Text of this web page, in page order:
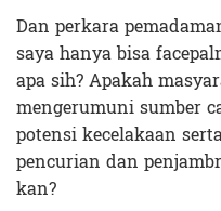
Dan perkara
saya hanya bisa
apa sih? Apakah
mengerumuni sumber
potensi kecelakaan
pencurian dan
kan?